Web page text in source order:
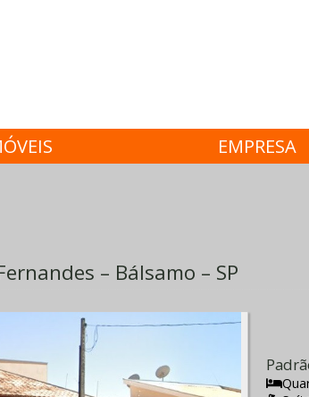
EMPRESA
– Bálsamo – SP